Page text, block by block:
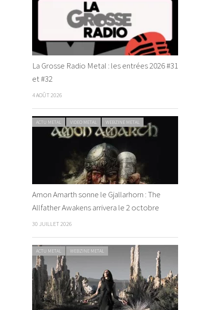
La Grosse Radio Metal : les entrées 2026 #31
et #32
4 AOÛT 2026
ACTU METAL VIDEO METAL WEBZINE METAL
Amon Amarth sonne le Gjallarhorn : The
Allfather Awakens arrivera le 2 octobre
30 JUILLET 2026
ACTU METAL WEBZINE METAL